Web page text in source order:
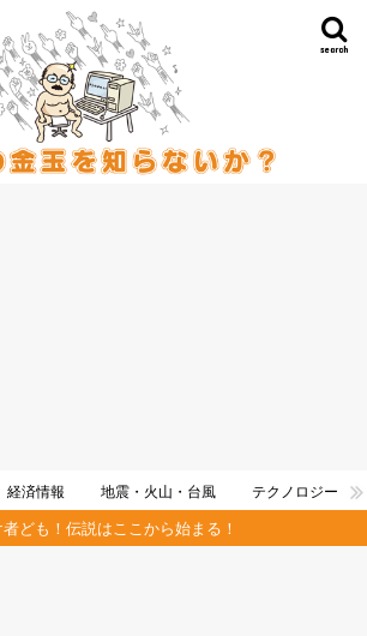
search
経済情報 地震・火山・台風 テクノロジー
者ども！伝説はここから始まる！